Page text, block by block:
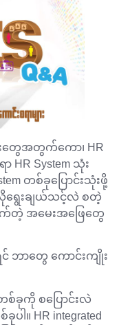
းတွေအတွက်ကော၊ HR
System သုံး
တစ်ခုပြောင်းသုံးဖို့
ရွေးချယ်သင့်လဲ စတဲ့
တဲ့ အမေးအ‌ဖြေတွေ
ရင် ဘာတွေ ကောင်းကျိုး
စ်ခုကို စပြောင်းလဲ
။ HR integrated